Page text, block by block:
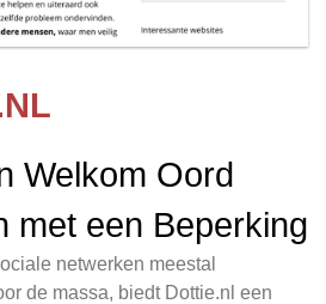
Welkom Oord
met een Beperking
netwerken meestal
de massa, biedt Dottie.nl een